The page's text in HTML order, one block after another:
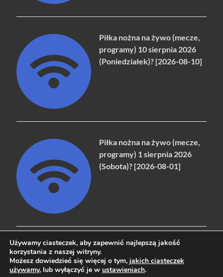
Piłka nożna na żywo (mecze,
programy) 10 sierpnia 2026
(Poniedziałek)? [2026-08-10]
Piłka nożna na żywo (mecze,
programy) 1 sierpnia 2026
(Sobota)? [2026-08-01]
Copyright © 2026naziemna.info - Telewizja cyfrowa, Radio,
Używamy ciasteczek, aby zapewnić najlepszą jakość
korzystania z naszej witryny.
Możesz dowiedzieć się więcej o tym, jakich ciasteczek
używamy, lub wyłączyć je w ustawieniach.